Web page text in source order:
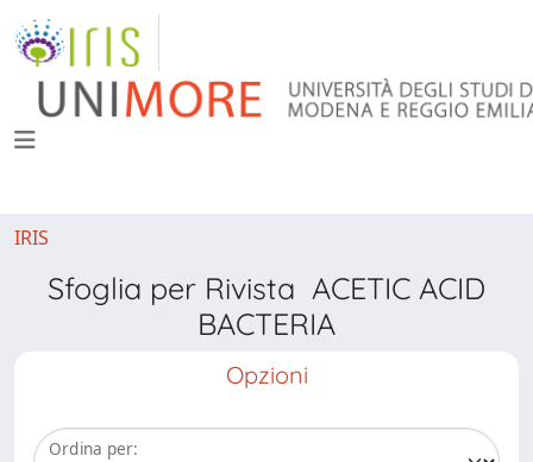
IRIS
Sfoglia per Rivista ACETIC ACID
BACTERIA
Opzioni
Ordina per: